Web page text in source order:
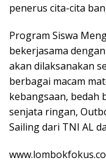
penerus cita-cita
Program Siswa
bekerjasama
akan dilaksanakan
berbagai macam
kebangsaan, bedah
senjata ringan,
Sailing dari TNI AL